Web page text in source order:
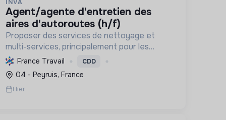
INVA
agent/agente d'entretien des
aires d'autoroutes (h/f)
Proposer des services de nettoyage et
multi-services, principalement pour les
autoroutes, en France. Favoriser l'inclusion
sociale et professionnelle, et contribuer à la
préservation de l'environnemen...
France Travail CDD
04 - Peyruis, France
Hier